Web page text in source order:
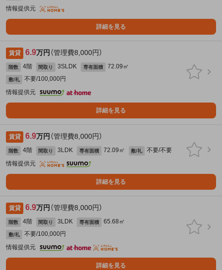
情報提供元
詳細を見る
賃貸 6.9万円 （管理費8,000円）
階数 4階 間取り 3SLDK 専有面積 72.09㎡
敷/礼
不要/100,000円
情報提供元
詳細を見る
賃貸 6.9万円 （管理費8,000円）
階数 4階 間取り 3LDK 専有面積 72.09㎡ 敷/礼
不要/不要
情報提供元
詳細を見る
賃貸 6.9万円 （管理費8,000円）
階数 4階 間取り 3LDK 専有面積 65.68㎡
敷/礼
不要/100,000円
情報提供元
詳細を見る